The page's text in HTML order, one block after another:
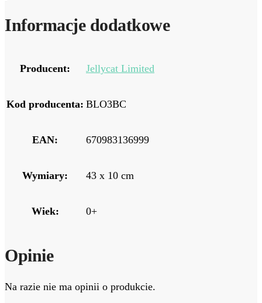
Informacje dodatkowe
Producent: Jellycat Limited
Kod producenta: BLO3BC
EAN: 670983136999
Wymiary: 43 x 10 cm
Wiek: 0+
Opinie
Na razie nie ma opinii o produkcie.